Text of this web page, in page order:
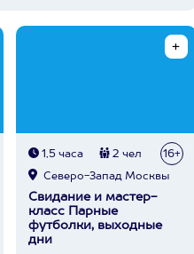
1,5 часа 2 чел 16+
Северо-Запад Москвы
Свидание и мастер-
класс Парные
футболки, выходные
дни